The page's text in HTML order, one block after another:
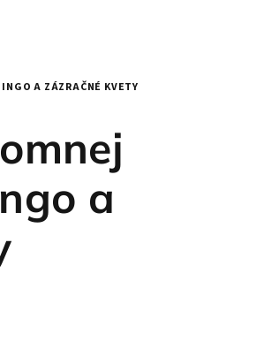
A ZÁZRAČNÉ KVETY
a